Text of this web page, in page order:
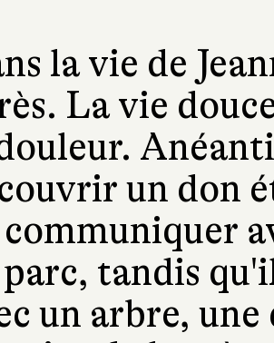
la vie de
La vie
un don
parc, tandis
un arbre,